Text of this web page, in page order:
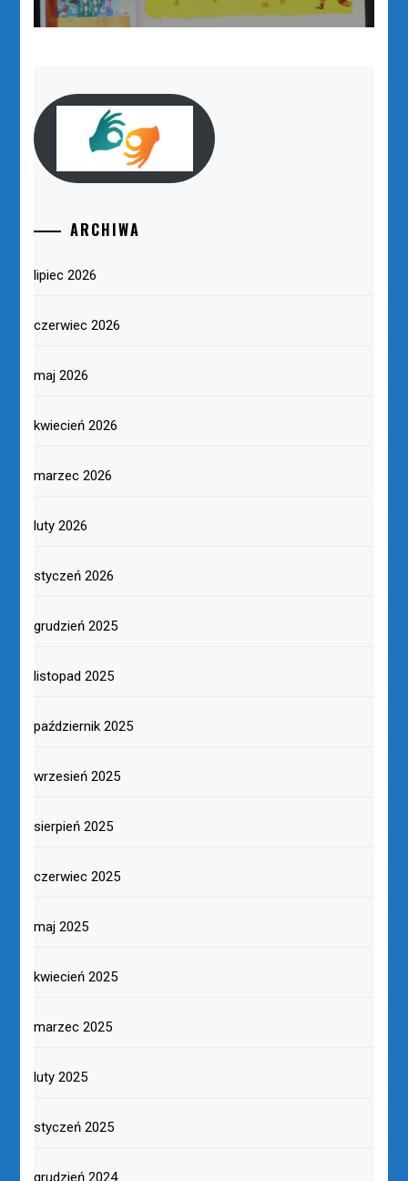
ARCHIWA
lipiec 2026
czerwiec 2026
maj 2026
kwiecień 2026
marzec 2026
luty 2026
styczeń 2026
grudzień 2025
listopad 2025
październik 2025
wrzesień 2025
sierpień 2025
czerwiec 2025
maj 2025
kwiecień 2025
marzec 2025
luty 2025
styczeń 2025
grudzień 2024